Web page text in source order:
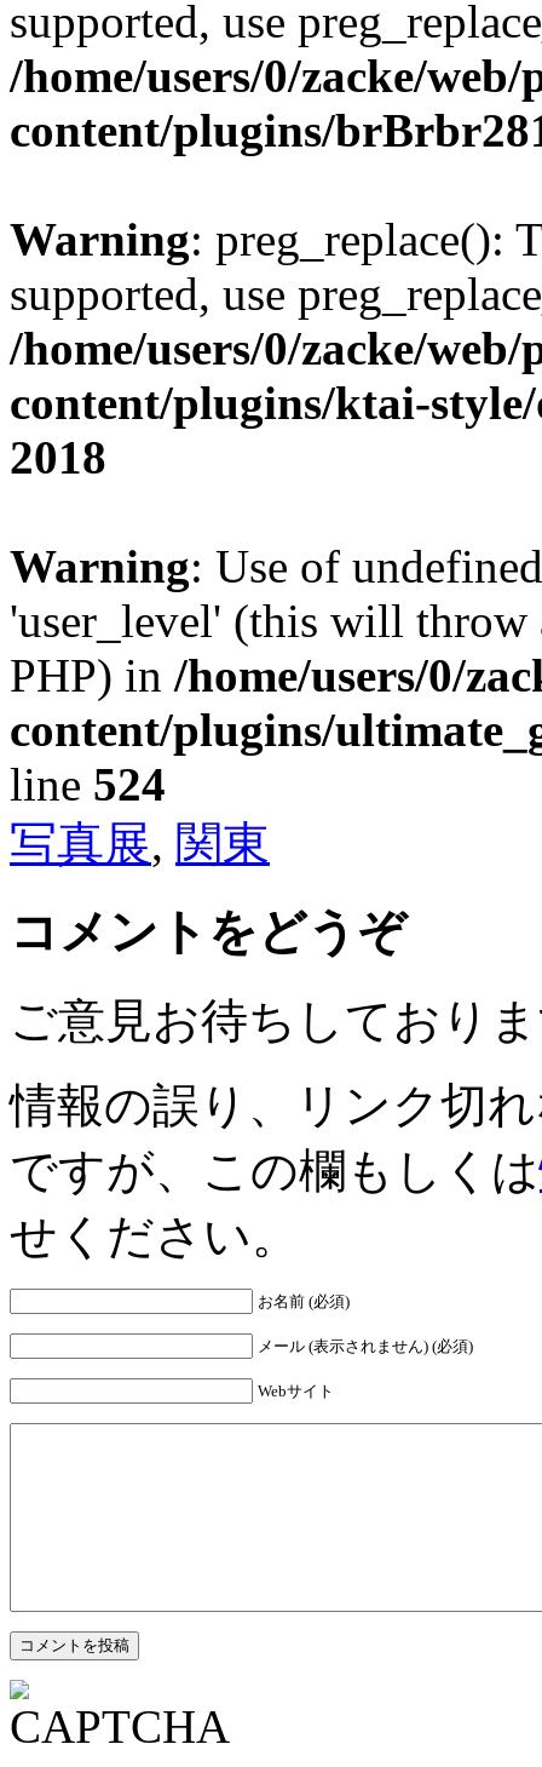
supported, use
/home/users/0/zacke/
content/plugins/
Warning: preg_replace():
supported, use
/home/users/0/zacke/
content/plugins/ktai-
2018
Warning: Use of
'user_level' (this will
PHP) in /home/users/0/
content/plugins/
line 524
写真展, 関東
コメントをどうぞ
ご意見お待ちしており
情報の誤り、リンク切
ですが、この欄もしくは
せください。
お名前 (必須)
メール (表示されません) (必須)
Webサイト